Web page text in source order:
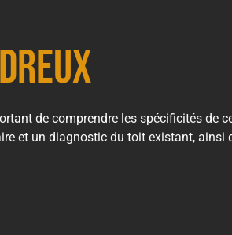
de comprendre les spécificités de
et un diagnostic du toit existant, ainsi